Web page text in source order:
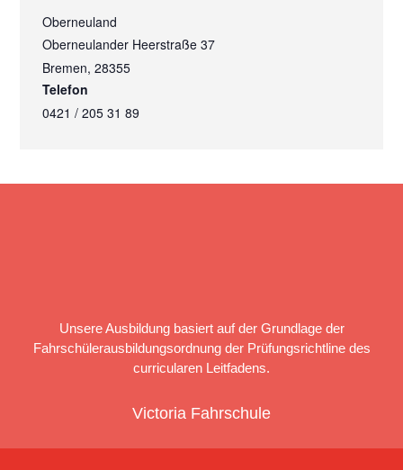
Oberneuland
Oberneulander Heerstraße 37
Bremen, 28355
Telefon
0421 / 205 31 89
Unsere Ausbildung basiert auf der Grundlage der
Fahrschülerausbildungsordnung der Prüfungsrichtline des
curricularen Leitfadens.
Victoria Fahrschule